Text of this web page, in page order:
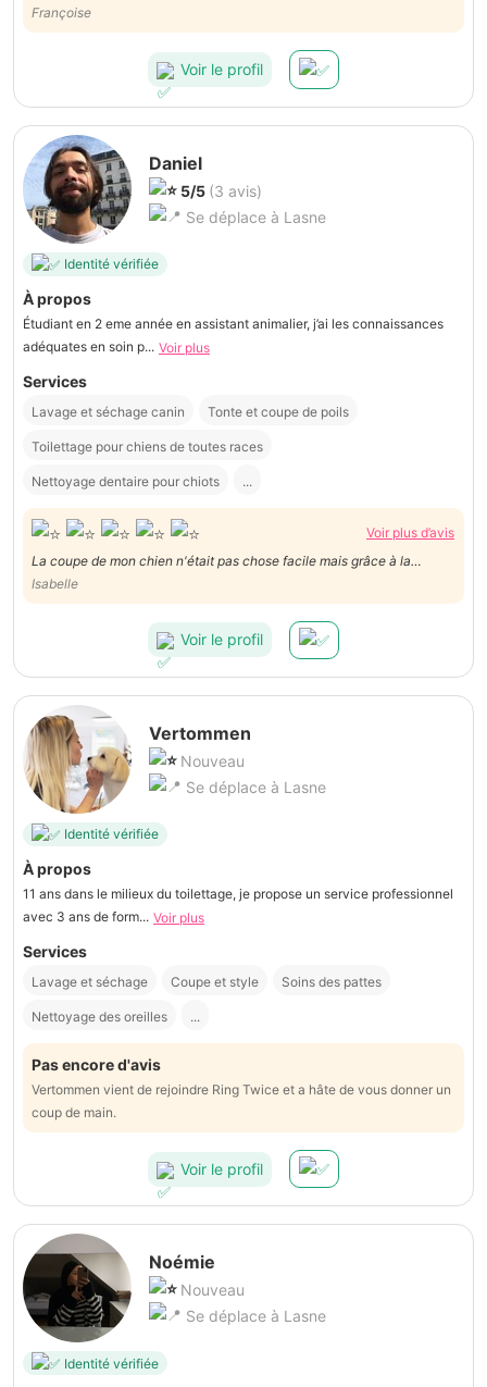
recommande de tout coeur.
Françoise
Voir le profil
Daniel
5/5 (3 avis)
Se déplace à Lasne
Identité vérifiée
À propos
Étudiant en 2 eme année en assistant animalier, j’ai les connaissances
adéquates en soin p... Voir plus
Services
Lavage et séchage canin Tonte et coupe de poils
Toilettage pour chiens de toutes races
Nettoyage dentaire pour chiots ...
Voir plus d’avis
La coupe de mon chien n'était pas chose facile mais grâce à la
patience et la gentillesse de Daniel, Bouli a été bien toiletté. A
recommander.
Isabelle
Voir le profil
Vertommen
Nouveau
Se déplace à Lasne
Identité vérifiée
À propos
11 ans dans le milieux du toilettage, je propose un service professionnel
avec 3 ans de form... Voir plus
Services
Lavage et séchage Coupe et style Soins des pattes
Nettoyage des oreilles ...
Pas encore d'avis
Vertommen vient de rejoindre Ring Twice et a hâte de vous donner un
coup de main.
Voir le profil
Noémie
Nouveau
Se déplace à Lasne
Identité vérifiée